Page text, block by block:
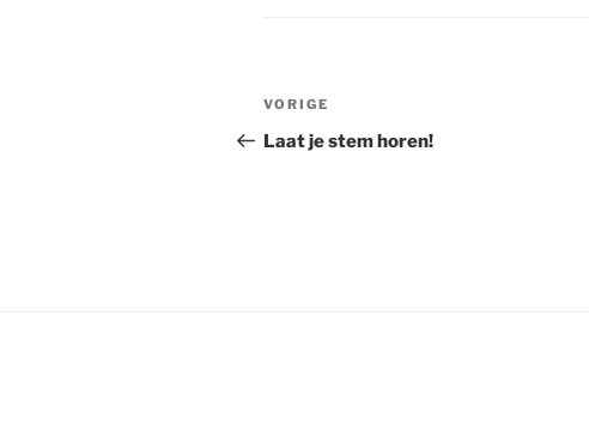
Bericht
navigatie
Vorig
bericht
VORIGE
Laat je stem horen!